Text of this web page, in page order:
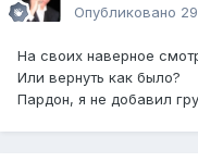
Опубликовано
На своих наверное
Или вернуть как было?
Пардон, я не добавил